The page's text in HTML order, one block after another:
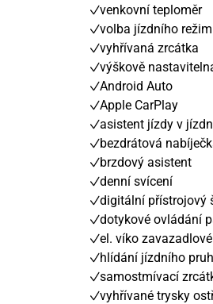
venkovní teploměr
volba jízdního
vyhřívaná zrcátka
výškově
Android Auto
Apple CarPlay
asistent jízdy v
bezdrátová
brzdový asistent
denní svícení
digitální přístrojový
dotykové ovládání
el. víko
hlídání jízdního
samostmívací
vyhřívané trysky